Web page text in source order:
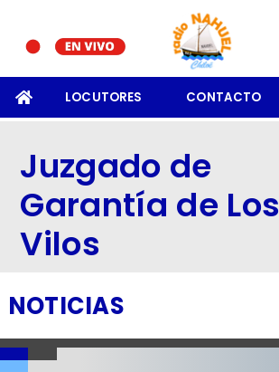
LOCUTORES CONTACTO
Juzgado de
Garantía de Los
Vilos
NOTICIAS